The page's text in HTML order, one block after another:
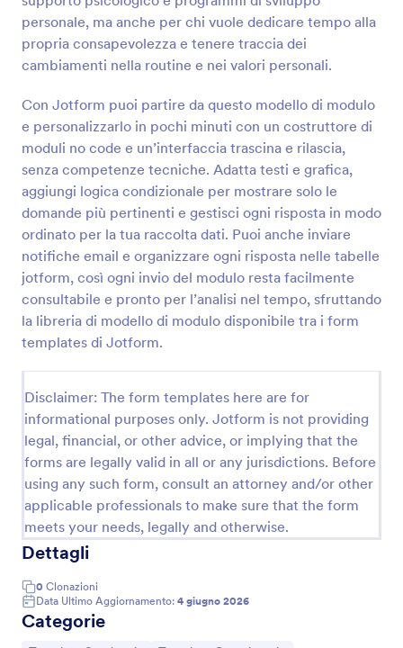
personale, ma anche per chi vuole dedicare tempo alla
propria consapevolezza e tenere traccia dei
cambiamenti nella routine e nei valori personali.
Con Jotform puoi partire da questo modello di modulo
e personalizzarlo in pochi minuti con un costruttore di
moduli no code e un’interfaccia trascina e rilascia,
senza competenze tecniche. Adatta testi e grafica,
aggiungi logica condizionale per mostrare solo le
domande più pertinenti e gestisci ogni risposta in modo
ordinato per la tua raccolta dati. Puoi anche inviare
notifiche email e organizzare ogni risposta nelle tabelle
jotform, così ogni invio del modulo resta facilmente
consultabile e pronto per l’analisi nel tempo, sfruttando
la libreria di modello di modulo disponibile tra i form
templates di Jotform.
Disclaimer: The form templates here are for
informational purposes only. Jotform is not providing
legal, financial, or other advice, or implying that the
forms are legally valid in all or any jurisdictions. Before
using any such form, consult an attorney and/or other
applicable professionals to make sure that the form
meets your needs, legally and otherwise.
Dettagli
0 Clonazioni
Data Ultimo Aggiornamento: 4 giugno 2026
Categorie
Questionario Di Soddisfazione Del Cliente
Un questionario di soddisfazione del cliente è
utilizzato dalle aziende per scoprire cosa pensano i
utili per migliorare la tua azienda con un
Questionario di Soddisfazione del Cliente online
gratuito! Dopo aver personalizzato il modello con le
tue domande e il tuo brand, puoi condividere il
modulo tramite link o incorporarlo nel tuo sito web
per iniziare subito a raccogliere risposte.Oltre a
modificare le domande del questionario, puoi anche
aggiungere facilmente il logo della tua azienda,
cambiare i caratteri e i colori, e collegare il modulo a
oltre 80 app, tra cui Google Drive, Dropbox e molte
altre. Puoi persino analizzare i risultati con Tabelle
Jotform o generare report automatici con il
Generatore di Report di Jotform! Raccogli i
feedback di cui hai bisogno per migliorare la tua
Go to Category:
Template Questionario
Usa Template
Anteprima